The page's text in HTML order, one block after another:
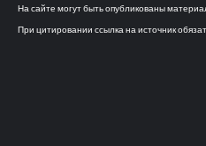
На сайте могут быть опубликованы
При цитировании ссылка на источник